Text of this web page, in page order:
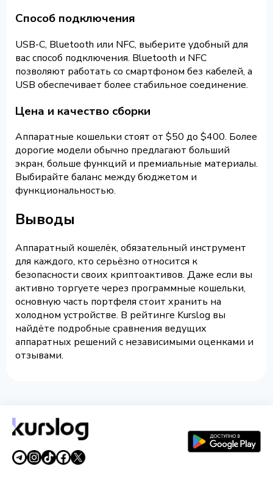
Способ подключения
USB-C, Bluetooth или NFC, выберите удобный для
вас способ подключения. Bluetooth и NFC
позволяют работать со смартфоном без кабелей, а
USB обеспечивает более стабильное соединение.
Цена и качество сборки
Аппаратные кошельки стоят от $50 до $400. Более
дорогие модели обычно предлагают больший
экран, больше функций и премиальные материалы.
Выбирайте баланс между бюджетом и
функциональностью.
Выводы
Аппаратный кошелёк, обязательный инструмент
для каждого, кто серьёзно относится к
безопасности своих криптоактивов. Даже если вы
активно торгуете через программные кошельки,
основную часть портфеля стоит хранить на
холодном устройстве. В рейтинге Kurslog вы
найдёте подробные сравнения ведущих
аппаратных решений с независимыми оценками и
отзывами.